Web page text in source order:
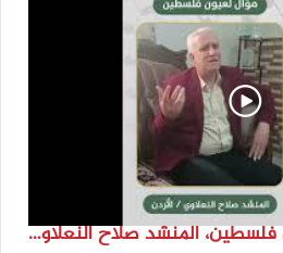
انتماء2021: موال لعيون فلسطين، المنشد صلاح النعلاوي، الاردن